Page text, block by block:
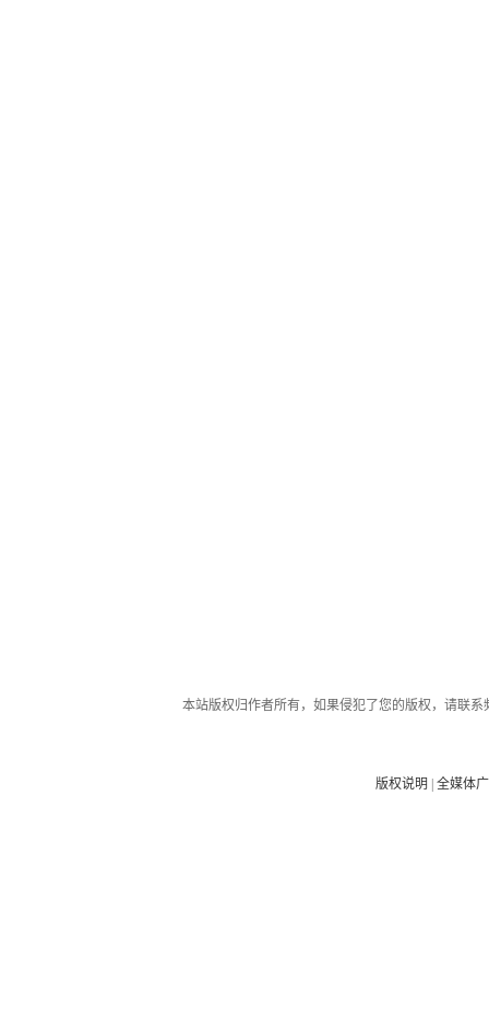
本站版权归作者所有，如果侵犯了您的版权，请联
版权说明 |全媒体